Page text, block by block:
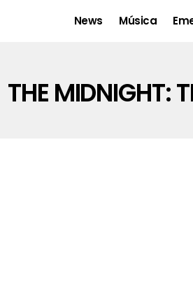
News Música
THE MIDNIGHT: